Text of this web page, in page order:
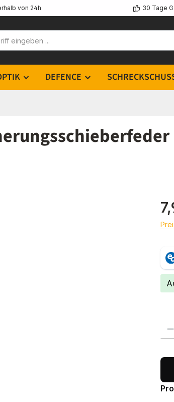
von 24h 30 Tage
DEFENCE